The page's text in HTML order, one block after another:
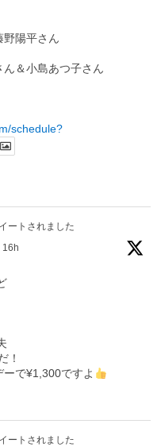
野陽平さん
ん＆小島あつ子さん
schedule?
ートされました
16h
！
で¥1,300ですよ
ートされました